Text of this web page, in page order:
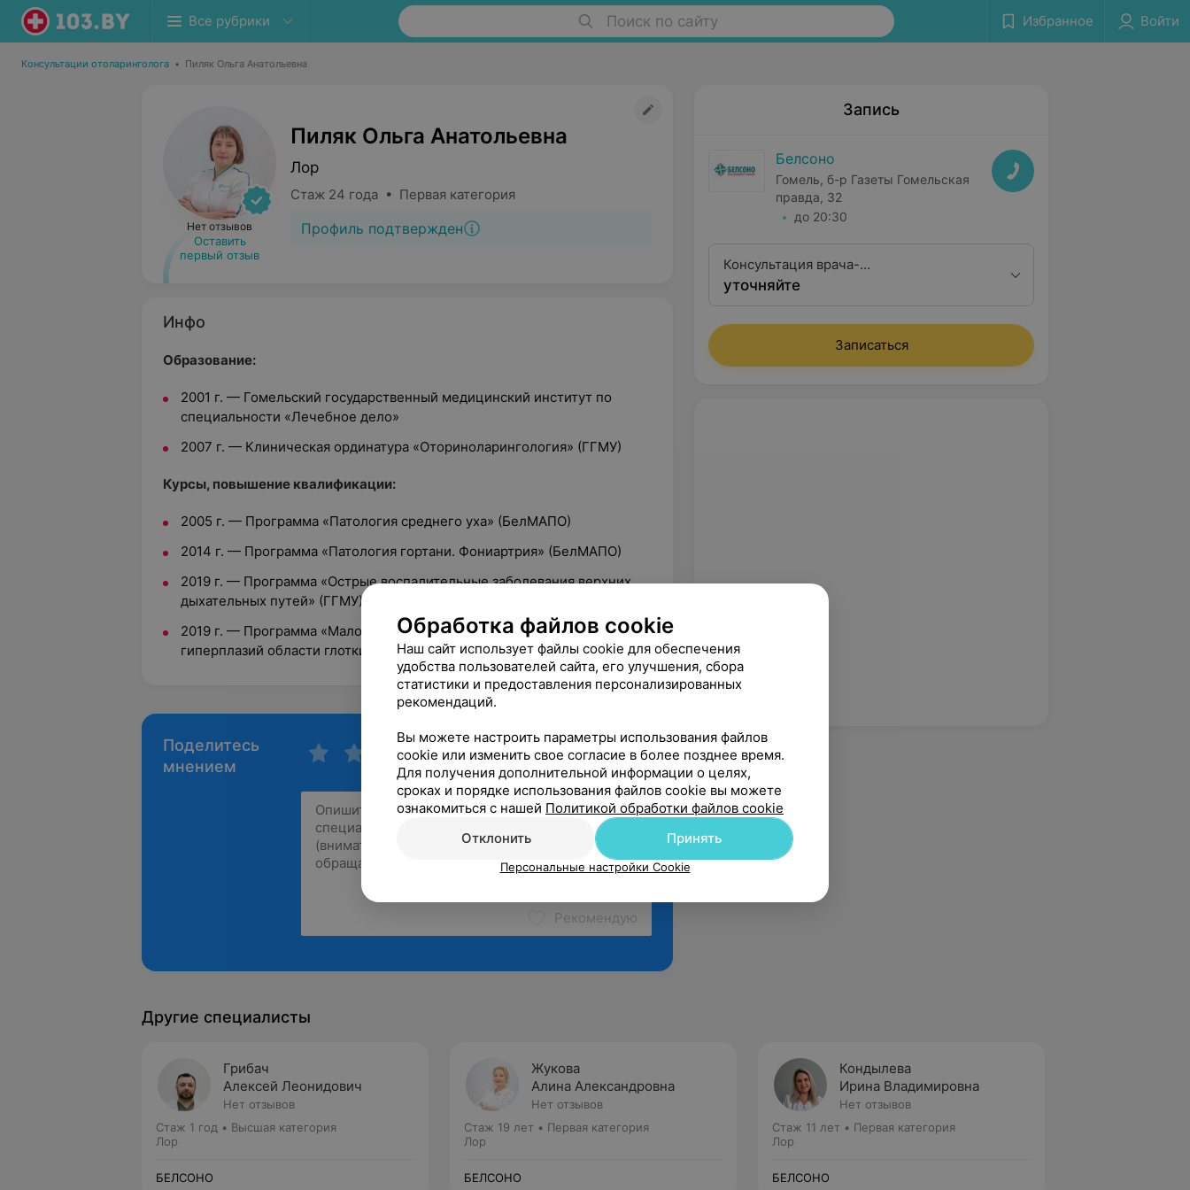
Все рубрики Поиск по сайту Избранное Войти
Консультации отоларинголога • Пиляк Ольга Анатольевна
Нет отзывов
Оставить
первый отзыв
Пиляк Ольга Анатольевна
Лор
Стаж 24 года • Первая категория
Профиль подтвержден
Инфо
Образование:
2001 г. — Гомельский государственный медицинский институт по
специальности «Лечебное дело»
2007 г. — Клиническая ординатура «Оториноларингология» (ГГМУ)
Курсы, повышение квалификации:
2005 г. — Программа «Патология среднего уха» (БелМАПО)
2014 г. — Программа «Патология гортани. Фониартрия» (БелМАПО)
2019 г. — Программа «Острые воспалительные заболевания верхних
дыхательных путей» (ГГМУ)
2019 г. — Программа «Малоинвазивная хирургия новообразований и
гиперплазий области глотки и гортани» (ГГМУ)
Поделитесь
мнением
Рекомендую
Запись
Белсоно
Гомель, б-р Газеты Гомельская
правда, 32
до 20:30
Консультация врача-
оториноларинголога первой
уточняйте
Записаться
Другие специалисты
Грибач
Алексей Леонидович
Нет отзывов
Стаж 1 год • Высшая категория
Лор
БЕЛСОНО
Жукова
Алина Александровна
Нет отзывов
Стаж 19 лет • Первая категория
Лор
БЕЛСОНО
Кондылева
Ирина Владимировна
Нет отзывов
Стаж 11 лет • Первая категория
Лор
БЕЛСОНО
Обработка файлов cookie
Наш сайт использует файлы cookie для обеспечения
удобства пользователей сайта, его улучшения, сбора
статистики и предоставления персонализированных
рекомендаций.
Вы можете настроить параметры использования файлов
cookie или изменить свое согласие в более позднее время.
Для получения дополнительной информации о целях,
сроках и порядке использования файлов cookie вы можете
ознакомиться с нашей Политикой обработки файлов cookie
Отклонить
Принять
Персональные настройки Cookie